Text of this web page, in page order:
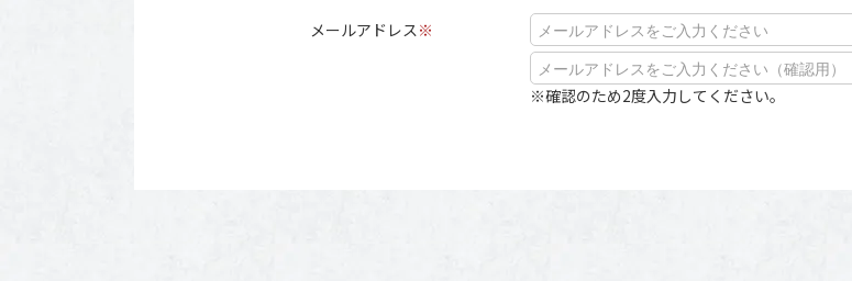
メールアドレス※
※確認のため2度入力してください。